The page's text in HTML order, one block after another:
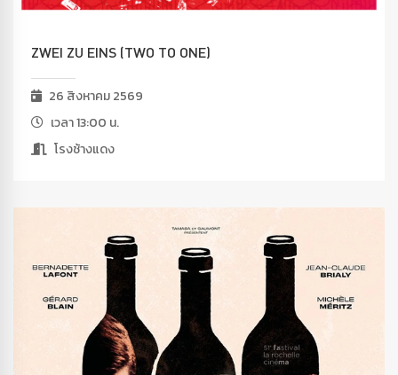
ZWEI ZU EINS (TWO TO ONE)
26 สิงหาคม 2569
เวลา 13:00 น.
โรงช้างแดง